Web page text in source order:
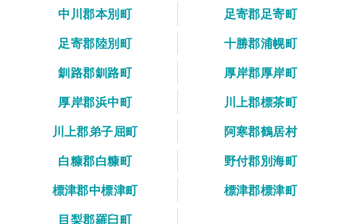
中川郡本別町
足寄郡足寄町
足寄郡陸別町
十勝郡浦幌町
釧路郡釧路町
厚岸郡厚岸町
厚岸郡浜中町
川上郡標茶町
川上郡弟子屈町
阿寒郡鶴居村
白糠郡白糠町
野付郡別海町
標津郡中標津町
標津郡標津町
目梨郡羅臼町